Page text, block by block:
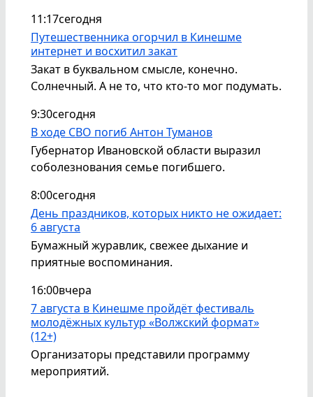
11:17сегодня
Путешественника огорчил в Кинешме
интернет и восхитил закат
Закат в буквальном смысле, конечно.
Солнечный. А не то, что кто-то мог подумать.
9:30сегодня
В ходе СВО погиб Антон Туманов
Губернатор Ивановской области выразил
соболезнования семье погибшего.
8:00сегодня
День праздников, которых никто не ожидает:
6 августа
Бумажный журавлик, свежее дыхание и
приятные воспоминания.
16:00вчера
7 августа в Кинешме пройдёт фестиваль
молодёжных культур «Волжский формат»
(12+)
Организаторы представили программу
мероприятий.